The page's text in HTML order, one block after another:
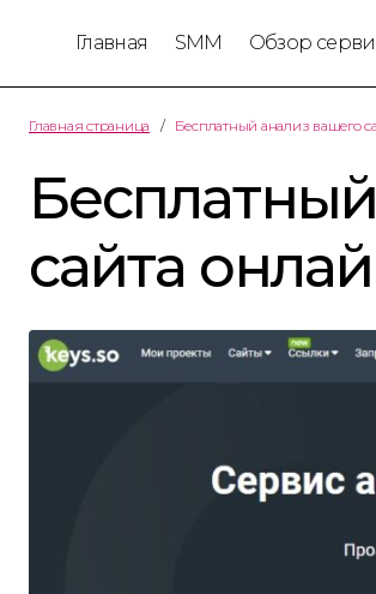
Главная SMM Обзор
Главная страница Бесплатный анализ вашего
сайта